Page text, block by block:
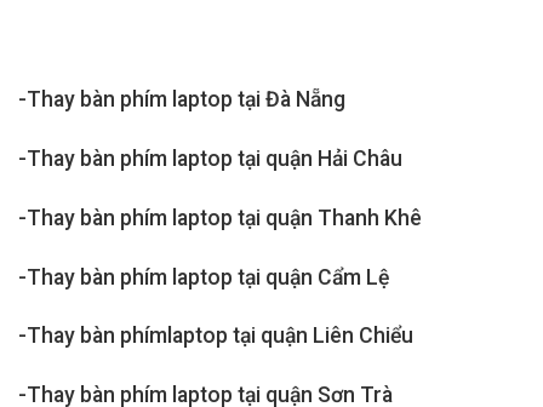
-Thay bàn phím laptop tại Đà Nẵng
-Thay bàn phím laptop tại quận Hải Châu
-Thay bàn phím laptop tại quận Thanh Khê
-Thay bàn phím laptop tại quận Cẩm Lệ
-Thay bàn phímlaptop tại quận Liên Chiểu
-Thay bàn phím laptop tại quận Sơn Trà